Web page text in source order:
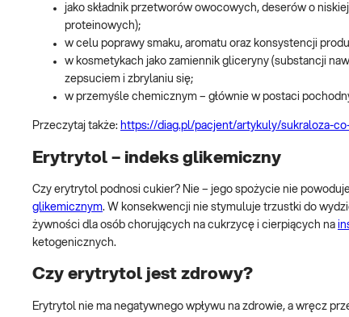
jako składnik przetworów owocowych, deserów o
proteinowych);
w celu poprawy smaku, aromatu oraz konsystencji
w kosmetykach jako zamiennik gliceryny (substancji
zepsuciem i zbrylaniu się;
w przemyśle chemicznym – głównie w postaci
Przeczytaj także: https://diag.pl/pacjent/artykuly/sukraloza-
Erytrytol – indeks glikemiczny
Czy erytrytol podnosi cukier? Nie – jego spożycie nie
glikemicznym. W konsekwencji nie stymuluje trzustki do
żywności dla osób chorujących na cukrzycę i cierpiących na
ketogenicznych.
Czy erytrytol jest zdrowy?
Erytrytol nie ma negatywnego wpływu na zdrowie, a wręcz